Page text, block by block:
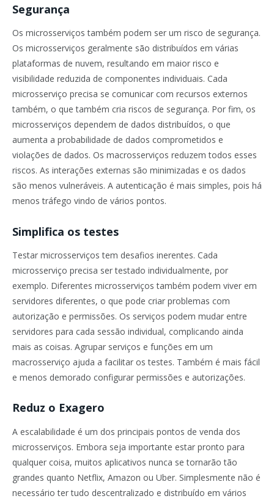
Segurança
Os microsserviços também podem ser um risco de segurança.
Os microsserviços geralmente são distribuídos em várias
plataformas de nuvem, resultando em maior risco e
visibilidade reduzida de componentes individuais. Cada
microsserviço precisa se comunicar com recursos externos
também, o que também cria riscos de segurança. Por fim, os
microsserviços dependem de dados distribuídos, o que
aumenta a probabilidade de dados comprometidos e
violações de dados. Os macrosserviços reduzem todos esses
riscos. As interações externas são minimizadas e os dados
são menos vulneráveis. A autenticação é mais simples, pois há
menos tráfego vindo de vários pontos.
Simplifica os testes
Testar microsserviços tem desafios inerentes. Cada
microsserviço precisa ser testado individualmente, por
exemplo. Diferentes microsserviços também podem viver em
servidores diferentes, o que pode criar problemas com
autorização e permissões. Os serviços podem mudar entre
servidores para cada sessão individual, complicando ainda
mais as coisas. Agrupar serviços e funções em um
macrosserviço ajuda a facilitar os testes. Também é mais fácil
e menos demorado configurar permissões e autorizações.
Reduz o Exagero
A escalabilidade é um dos principais pontos de venda dos
microsserviços. Embora seja importante estar pronto para
qualquer coisa, muitos aplicativos nunca se tornarão tão
grandes quanto Netflix, Amazon ou Uber. Simplesmente não é
necessário ter tudo descentralizado e distribuído em vários